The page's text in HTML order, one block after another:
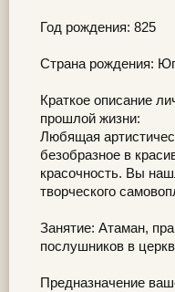
Год рождения: 825
Страна рождения:
Краткое описание
прошлой жизни:
Любящая
безобразное в
красочность. Вы
творческого
Занятие: Атаман,
послушников в
Предназначение